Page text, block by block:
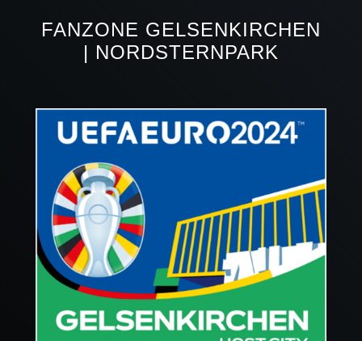
FANZONE GELSENKIRCHEN
| NORDSTERNPARK